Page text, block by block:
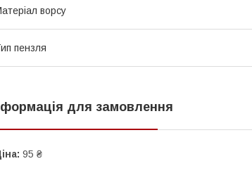
ворсу
пензля
для замовлення
95 ₴